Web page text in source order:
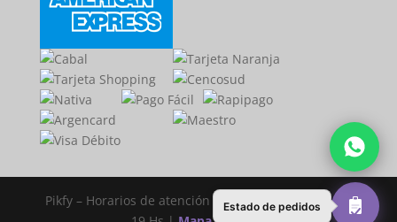
Pikfy – Horarios de atención lunes a viernes de 11 a
Estado de pedidos